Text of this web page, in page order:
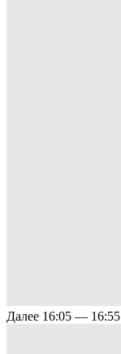
Далее 16:05 — 16:55